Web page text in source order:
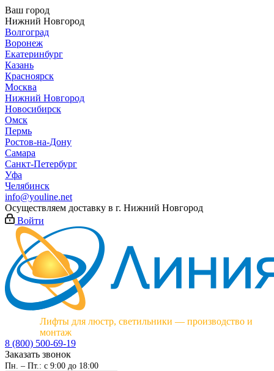
Ваш город
Нижний Новгород
Волгоград
Воронеж
Екатеринбург
Казань
Красноярск
Москва
Нижний Новгород
Новосибирск
Омск
Пермь
Ростов-на-Дону
Самара
Санкт-Петербург
Уфа
Челябинск
info@youline.net
Осуществляем доставку в г. Нижний Новгород
Войти
Лифты для люстр, светильники — производство и
монтаж
8 (800) 500-69-19
Заказать звонок
Пн. – Пт.: с 9:00 до 18:00